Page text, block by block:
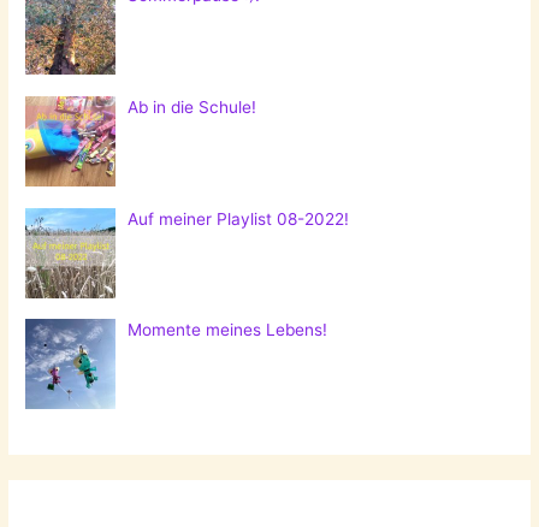
Ab in die Schule!
Auf meiner Playlist 08-2022!
Momente meines Lebens!